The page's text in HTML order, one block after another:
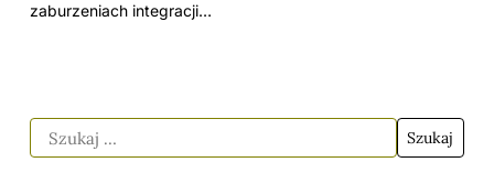
zaburzeniach integracji…